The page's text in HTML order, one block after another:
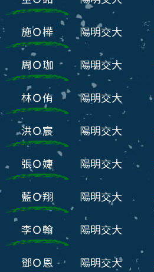
施Ｏ樺 陽明交大
周Ｏ珈 陽明交大
林Ｏ侑 陽明交大
洪Ｏ宸 陽明交大
張Ｏ婕 陽明交大
藍Ｏ翔 陽明交大
李Ｏ翰 陽明交大
鄧Ｏ恩 陽明交大